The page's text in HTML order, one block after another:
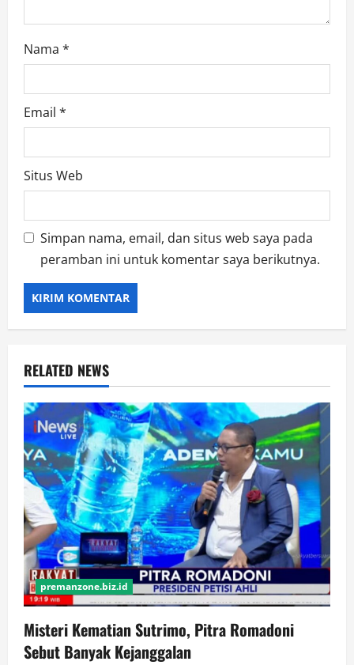
Nama *
Email *
Situs Web
Simpan nama, email, dan situs web saya pada
peramban ini untuk komentar saya berikutnya.
RELATED NEWS
premanzone.biz.id
Misteri Kematian Sutrimo, Pitra Romadoni
Sebut Banyak Kejanggalan